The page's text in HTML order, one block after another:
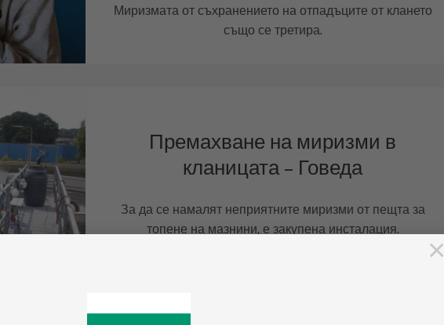
×
Миризмата от съхранението на отпадъците от клането
също се третира.
Премахване на миризми в
кланицата – Говеда
За да се намалят неприятните миризми от пещта за
топене на мазнини, е закупена инсталация.
където неутрализират оставащата миризма.